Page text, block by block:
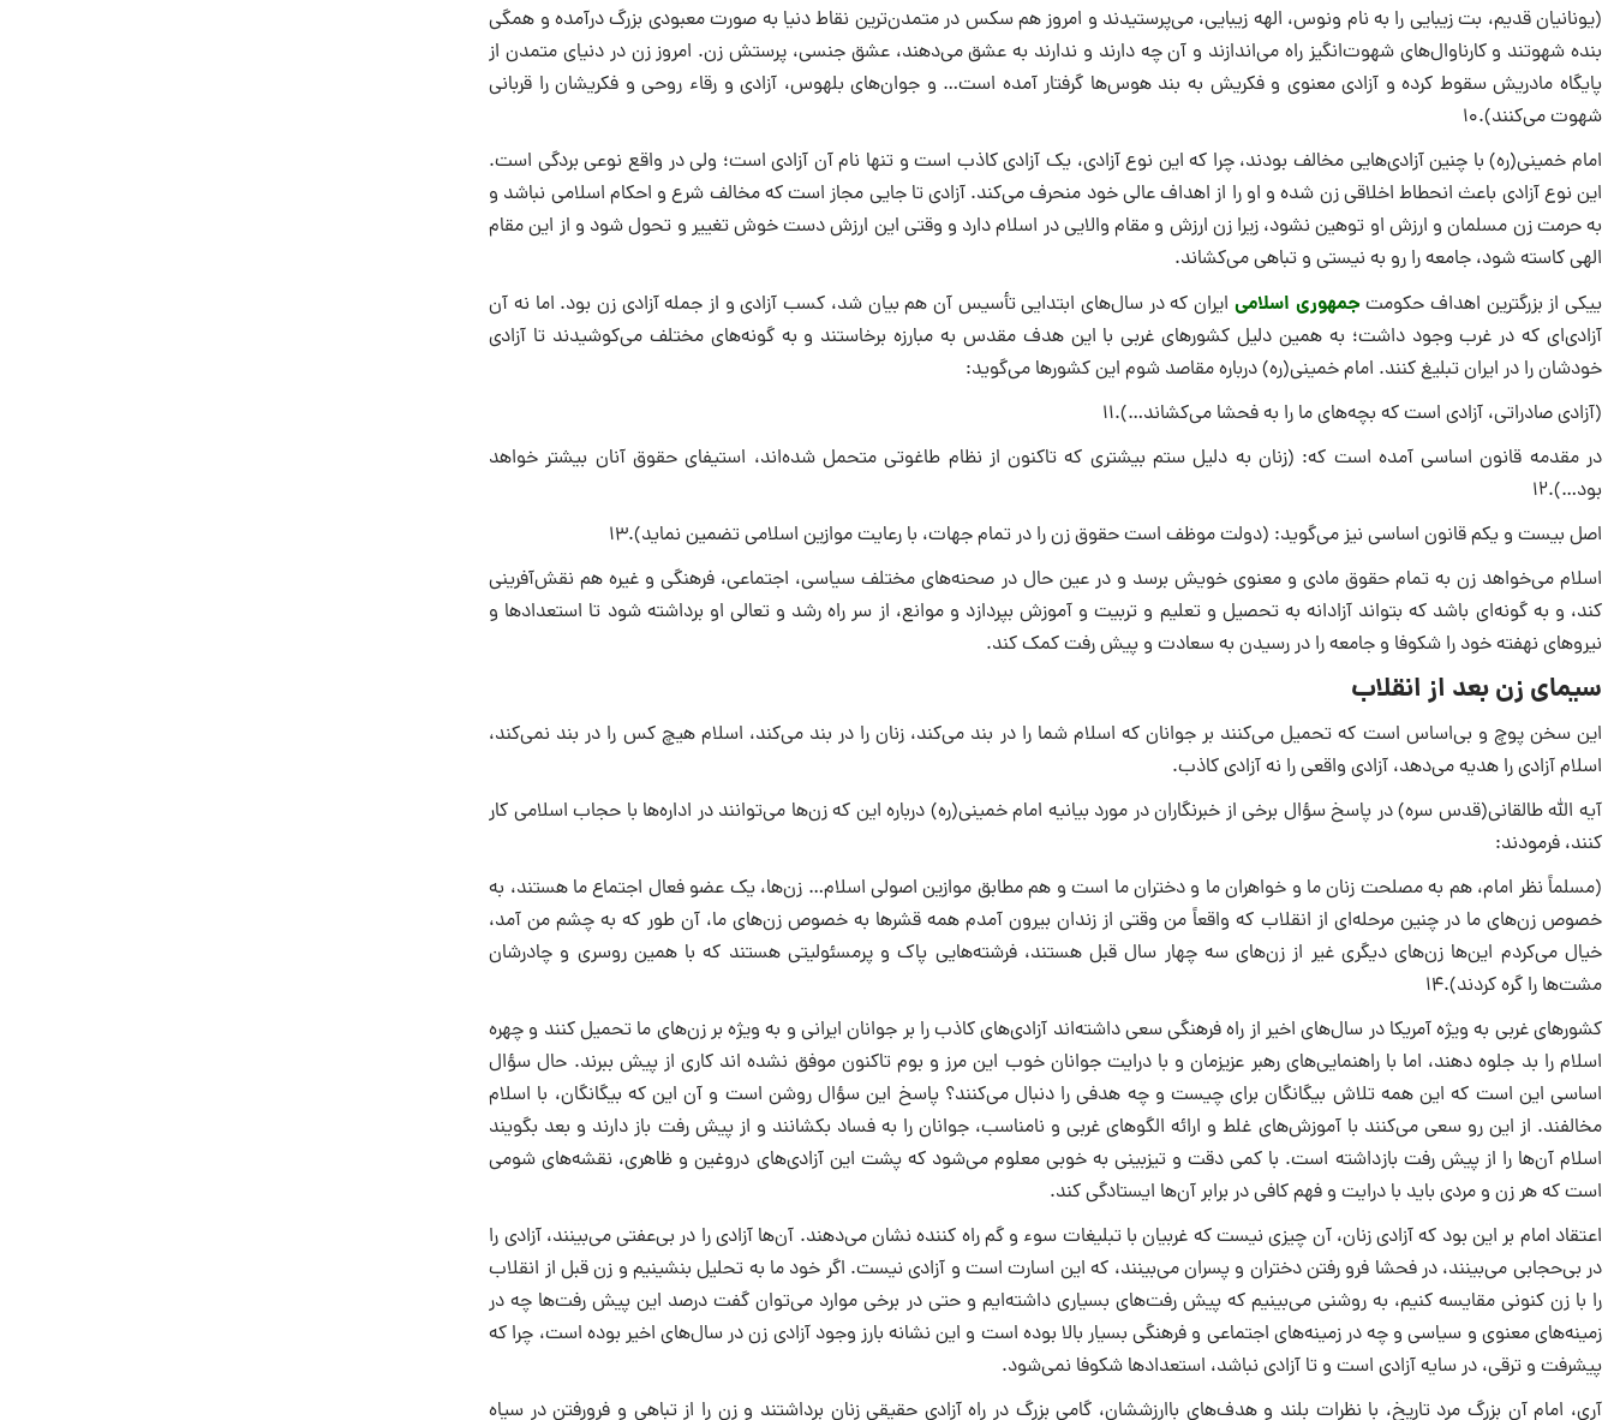
(یونانیان قدیم، بت زیبایى را به نام ونوس، الهه زیبایى، مى‌پرستیدند و امروز هم سکس در متمدن‌ترین نقاط دنیا به صورت معبودى بزرگ درآمده و همگى
بنده شهوتند و کارناوال‌هاى شهوت‌انگیز راه مى‌اندازند و آن چه دارند و ندارند به عشق مى‌دهند، عشق جنسى، پرستش زن. امروز زن در دنیاى متمدن از
پایگاه مادریش سقوط کرده و آزادى معنوى و فکریش به بند هوس‌ها گرفتار آمده است… و جوان‌هاى بلهوس، آزادى و رقاء روحى و فکریشان را قربانى
شهوت مى‌کنند).۱۰
امام خمینى(ره) با چنین آزادى‌هایى مخالف بودند، چرا که این نوع آزادى، یک آزادى کاذب است و تنها نام آن آزادى است؛ ولى در واقع نوعى بردگى است.
این نوع آزادى باعث انحطاط اخلاقى زن شده و او را از اهداف عالى خود منحرف مى‌کند. آزادى تا جایى مجاز است که مخالف شرع و احکام اسلامى نباشد و
به حرمت زن مسلمان و ارزش او توهین نشود، زیرا زن ارزش و مقام والایى در اسلام دارد و وقتى این ارزش دست خوش تغییر و تحول شود و از این مقام
الهى کاسته شود، جامعه را رو به نیستى و تباهى مى‌کشاند.
ییکى از بزرگترین اهداف حکومت جمهورى اسلامى ایران که در سال‌هاى ابتدایى تأسیس آن هم بیان شد، کسب آزادى و از جمله آزادى زن بود. اما نه آن
آزادى‌اى که در غرب وجود داشت؛ به همین دلیل کشورهاى غربى با این هدف مقدس به مبارزه برخاستند و به گونه‌هاى مختلف مى‌کوشیدند تا آزادى
خودشان را در ایران تبلیغ کنند. امام خمینى(ره) درباره مقاصد شوم این کشورها مى‌گوید:
(آزادى صادراتى، آزادى است که بچه‌هاى ما را به فحشا مى‌کشاند…).۱۱
در مقدمه قانون اساسى آمده است که: (زنان به دلیل ستم بیشترى که تاکنون از نظام طاغوتى متحمل شده‌اند، استیفاى حقوق آنان بیشتر خواهد
بود…).۱۲
اصل بیست و یکم قانون اساسى نیز مى‌گوید: (دولت موظف است حقوق زن را در تمام جهات، با رعایت موازین اسلامى تضمین نماید).۱۳
اسلام مى‌خواهد زن به تمام حقوق مادى و معنوى خویش برسد و در عین حال در صحنه‌هاى مختلف سیاسى، اجتماعى، فرهنگى و غیره هم نقش‌آفرینى
کند، و به گونه‌اى باشد که بتواند آزادانه به تحصیل و تعلیم و تربیت و آموزش بپردازد و موانع، از سر راه رشد و تعالى او برداشته شود تا استعدادها و
نیروهاى نهفته خود را شکوفا و جامعه را در رسیدن به سعادت و پیش رفت کمک کند.
سیماى زن بعد از انقلاب
این سخن پوچ و بى‌اساس است که تحمیل مى‌کنند بر جوانان که اسلام شما را در بند مى‌کند، زنان را در بند مى‌کند، اسلام هیچ کس را در بند نمى‌کند،
اسلام آزادى را هدیه مى‌دهد، آزادى واقعى را نه آزادى کاذب.
آیه اللّه طالقانى(قدس سره) در پاسخ سؤال برخى از خبرنگاران در مورد بیانیه امام خمینى(ره) درباره این که زن‌ها مى‌توانند در اداره‌ها با حجاب اسلامى کار
کنند، فرمودند:
(مسلماً نظر امام، هم به مصلحت زنان ما و خواهران ما و دختران ما است و هم مطابق موازین اصولى اسلام… زن‌ها، یک عضو فعال اجتماع ما هستند، به
خصوص زن‌هاى ما در چنین مرحله‌اى از انقلاب که واقعاً من وقتى از زندان بیرون آمدم همه قشرها به خصوص زن‌هاى ما، آن طور که به چشم من آمد،
خیال مى‌کردم این‌ها زن‌هاى دیگرى غیر از زن‌هاى سه چهار سال قبل هستند، فرشته‌هایى پاک و پرمسئولیتى هستند که با همین روسرى و چادرشان
مشت‌ها را گره کردند).۱۴
کشورهاى غربى به ویژه آمریکا در سال‌هاى اخیر از راه فرهنگى سعى داشته‌اند آزادى‌هاى کاذب را بر جوانان ایرانى و به ویژه بر زن‌هاى ما تحمیل کنند و چهره
اسلام را بد جلوه دهند، اما با راهنمایى‌هاى رهبر عزیزمان و با درایت جوانان خوب این مرز و بوم تاکنون موفق نشده اند کارى از پیش ببرند. حال سؤال
اساسى این است که این همه تلاش بیگانگان براى چیست و چه هدفى را دنبال مى‌کنند؟ پاسخ این سؤال روشن است و آن این که بیگانگان، با اسلام
مخالفند. از این رو سعى مى‌کنند با آموزش‌هاى غلط و ارائه الگوهاى غربى و نامناسب، جوانان را به فساد بکشانند و از پیش رفت باز دارند و بعد بگویند
اسلام آن‌ها را از پیش رفت بازداشته است. با کمى دقت و تیزبینى به خوبى معلوم مى‌شود که پشت این آزادى‌هاى دروغین و ظاهرى، نقشه‌هاى شومى
است که هر زن و مردى باید با درایت و فهم کافى در برابر آن‌ها ایستادگى کند.
اعتقاد امام بر این بود که آزادى زنان، آن چیزى نیست که غربیان با تبلیغات سوء و گم راه کننده نشان مى‌دهند. آن‌ها آزادى را در بى‌عفتى مى‌بینند، آزادى را
در بى‌حجابى مى‌بینند، در فحشا فرو رفتن دختران و پسران مى‌بینند، که این اسارت است و آزادى نیست. اگر خود ما به تحلیل بنشینیم و زن قبل از انقلاب
را با زن کنونى مقایسه کنیم، به روشنى مى‌بینیم که پیش رفت‌هاى بسیارى داشته‌ایم و حتى در برخى موارد مى‌توان گفت درصد این پیش رفت‌ها چه در
زمینه‌هاى معنوى و سیاسى و چه در زمینه‌هاى اجتماعى و فرهنگى بسیار بالا بوده است و این نشانه بارز وجود آزادى زن در سال‌هاى اخیر بوده است، چرا که
پیشرفت و ترقى، در سایه آزادى است و تا آزادى نباشد، استعدادها شکوفا نمى‌شود.
آرى، امام آن بزرگ مرد تاریخ، با نظرات بلند و هدف‌هاى باارزششان، گامى بزرگ در راه آزادى حقیقى زنان برداشتند و زن را از تباهى و فرورفتن در سیاه